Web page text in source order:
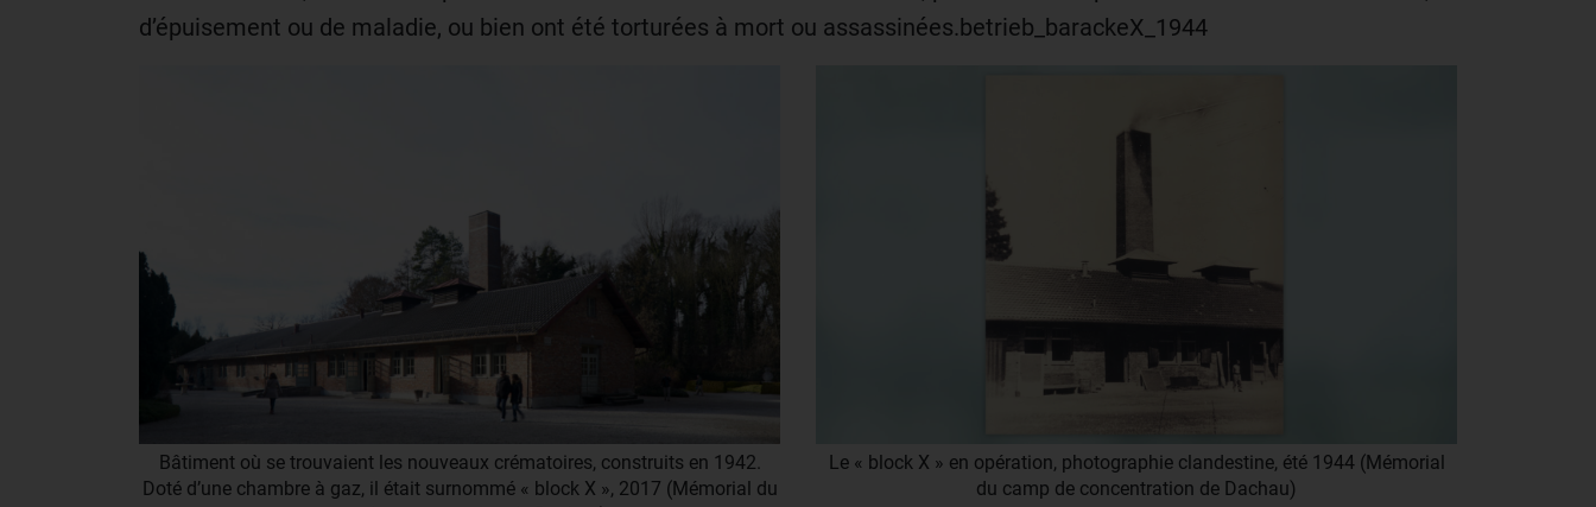
d’épuisement ou de maladie, ou bien ont été torturées à mort ou assassinées.betrieb_barackeX_1944
Bâtiment où se trouvaient les nouveaux crématoires, construits en 1942.
Doté d’une chambre à gaz, il était surnommé « block X », 2017 (Mémorial du
Le « block X » en opération, photographie clandestine, été 1944 (Mémorial
du camp de concentration de Dachau)